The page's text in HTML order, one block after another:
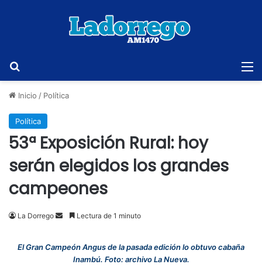
Inicio / Política
Política
53ª Exposición Rural: hoy
serán elegidos los grandes
campeones
La Dorrego
Send
email
Lectura de 1 minuto
El Gran Campeón Angus de la pasada edición lo obtuvo cabaña
Inambú. Foto: archivo La Nueva.